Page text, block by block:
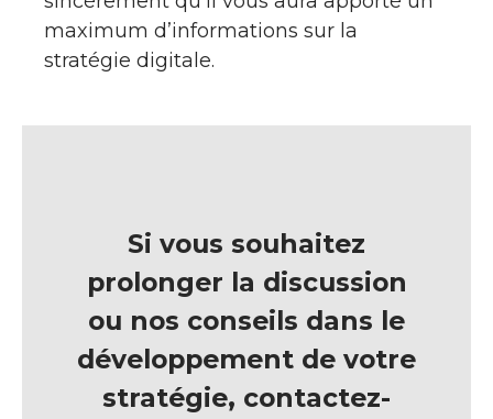
maximum d’informations sur la
stratégie digitale.
Si vous souhaitez
prolonger la discussion
ou nos conseils dans le
développement de votre
stratégie, contactez-